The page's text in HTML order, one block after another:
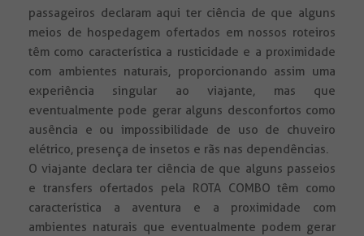
passageiros declaram aqui ter ciência de que alguns
meios de hospedagem ofertados em nossos roteiros
têm como característica a rusticidade e a proximidade
com ambientes naturais, proporcionando assim uma
experiência singular ao viajante, mas que
eventualmente pode gerar alguns desconfortos como
ausência e ou impossibilidade de uso de chuveiro
elétrico, presença de insetos e rãs nas dependências.
O viajante declara ter ciência de que alguns passeios
e transfers ofertados pela ROTA COMBO têm como
característica a aventura e a proximidade com
ambientes naturais que eventualmente podem gerar